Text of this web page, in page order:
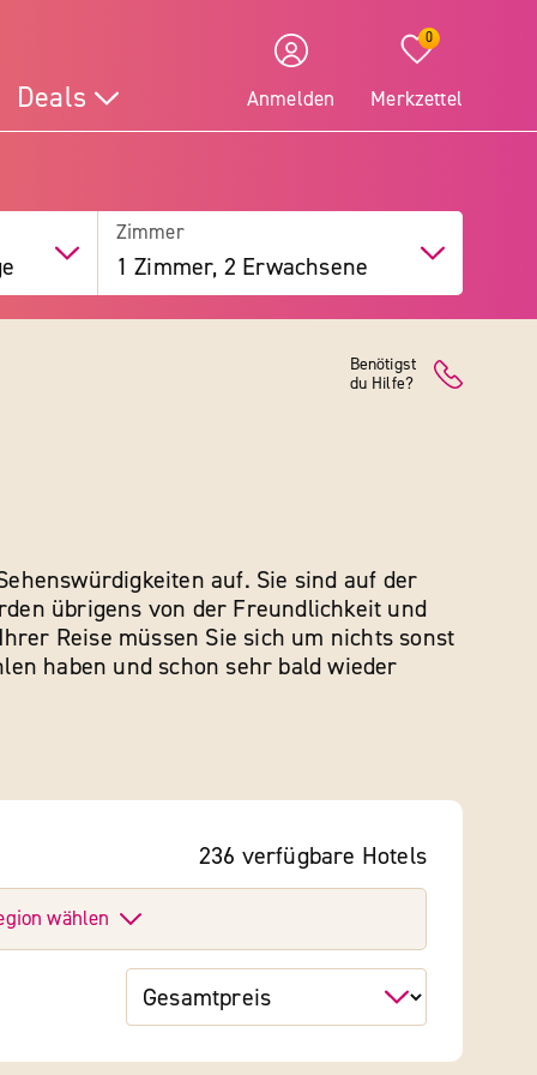
Deals Anmelden
0
Merkzettel
Zimmer
1 Zimmer, 2 Erwachsene
Benötigst
du Hilfe?
auf. Sie sind auf der
übrigens von der Freundlichkeit und
Reise müssen Sie sich um nichts sonst
haben und schon sehr bald wieder
236 verfügbare Hotels
wählen